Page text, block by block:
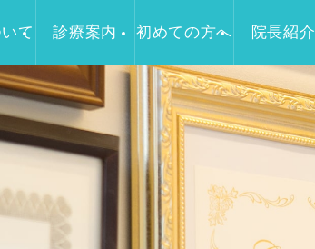
て 診療案内 初めての方へ 院長紹介